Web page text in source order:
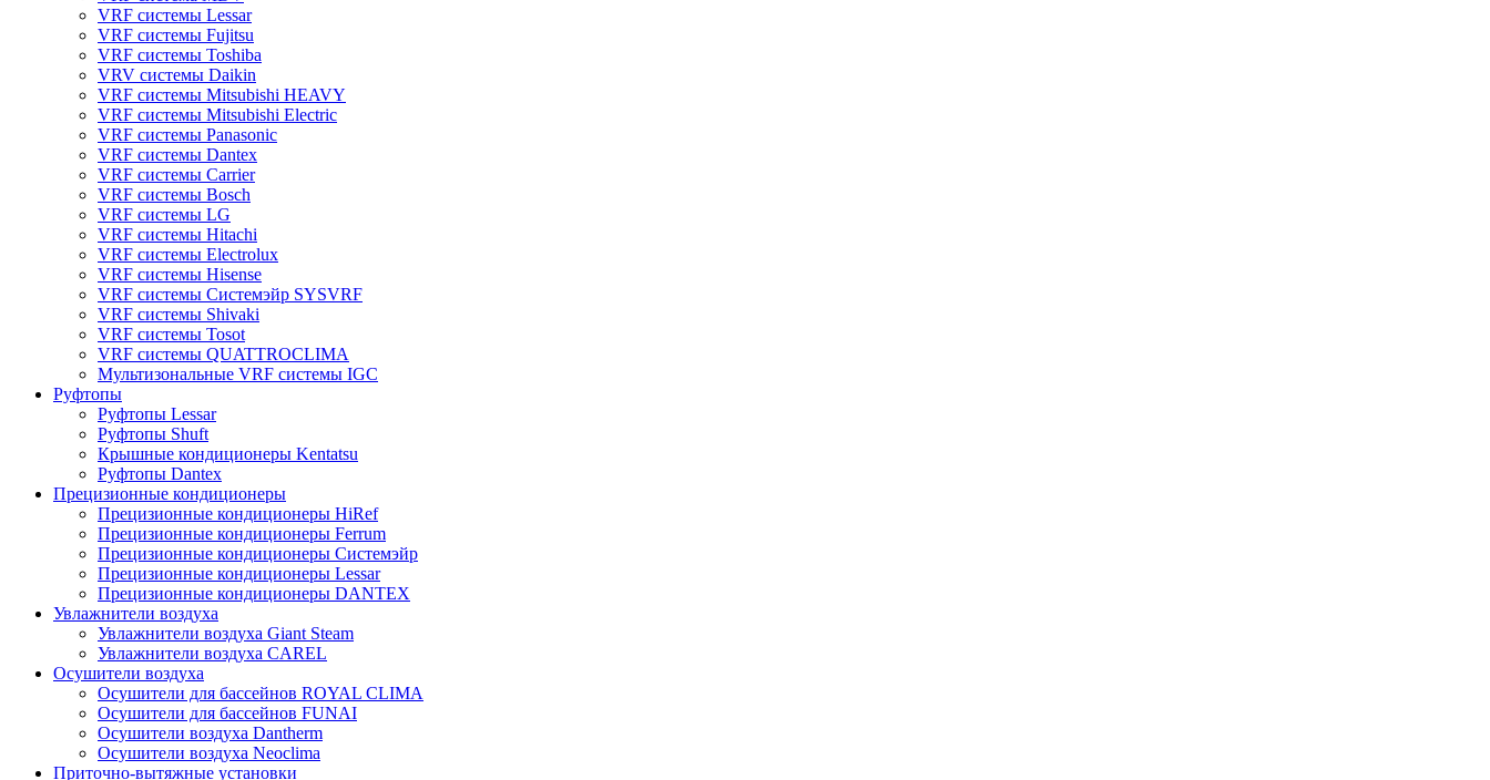
VRF системы Lessar
VRF системы Fujitsu
VRF системы Toshiba
VRV системы Daikin
VRF системы Mitsubishi HEAVY
VRF системы Mitsubishi Electric
VRF системы Panasonic
VRF системы Dantex
VRF системы Carrier
VRF системы Bosch
VRF системы LG
VRF системы Hitachi
VRF системы Electrolux
VRF системы Hisense
VRF системы Системэйр SYSVRF
VRF системы Shivaki
VRF системы Tosot
VRF системы QUATTROCLIMA
Мультизональные VRF системы IGC
Руфтопы
Руфтопы Lessar
Руфтопы Shuft
Крышные кондиционеры Kentatsu
Руфтопы Dantex
Прецизионные кондиционеры
Прецизионные кондиционеры HiRef
Прецизионные кондиционеры Ferrum
Прецизионные кондиционеры Системэйр
Прецизионные кондиционеры Lessar
Прецизионные кондиционеры DANTEX
Увлажнители воздуха
Увлажнители воздуха Giant Steam
Увлажнители воздуха CAREL
Осушители воздуха
Осушители для бассейнов ROYAL CLIMA
Осушители для бассейнов FUNAI
Осушители воздуха Dantherm
Осушители воздуха Neoclima
Приточно-вытяжные установки